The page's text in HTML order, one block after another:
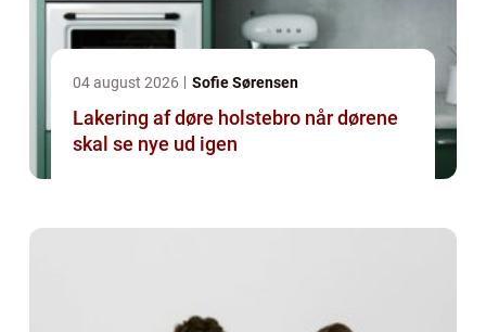
04 august 2026 Sofie Sørensen
Lakering af døre holstebro når dørene
skal se nye ud igen